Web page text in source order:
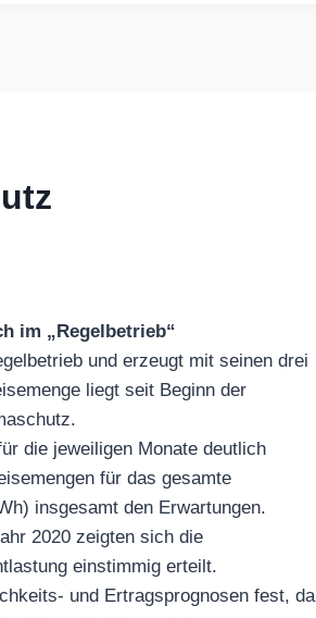
im „Regelbetrieb“
und erzeugt mit seinen drei
liegt seit Beginn der
die jeweiligen Monate deutlich
für das gesamte
insgesamt den Erwartungen.
2020 zeigten sich die
einstimmig erteilt.
und Ertragsprognosen fest, da